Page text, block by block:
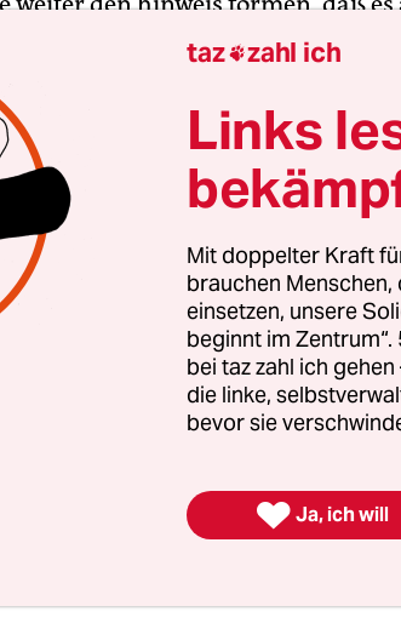
und meinung noch
anderer anschauungen gibt. am
demonstrieren, wie sie eine biene
Dieses Zitat von Hannah
Einzelausstellung in Den Haag
im Bröhan-Museum den Titel
in ihren Bildern viele
vertraut, auf die Welt blicken:
die in einem Aquarell von 1924
aus dem selben Jahr, die
fliegende Augen auf, manchmal
die durch
taz zahl ich
Links
Mit doppelter Kraft
brauchen
einsetzen, unsere
beginnt im
bei taz zahl ich
die linke,
bevor sie
 Ja, ich will